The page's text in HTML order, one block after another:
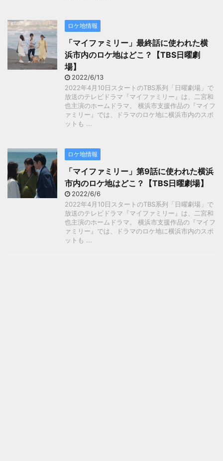
ロケ地情報
「マイファミリー」最終話に使われた横
浜市内のロケ地はどこ？【TBS日曜劇
場】
2022/6/13
2022年4月10日スタートのTBS系列「日曜劇場」で
放送のテレビドラマ『マイファミリー』は、二宮和
也主演のホームドラマ。 横浜市支援作品の『マイフ
ァミリー』では、ドラマのロケ地に横浜市内のスポ
ットも ...
ロケ地情報
「マイファミリー」第9話に使われた横浜
市内のロケ地はどこ？【TBS日曜劇場】
2022/6/6
2022年4月10日スタートのTBS系列「日曜劇場」で
放送のテレビドラマ『マイファミリー』は、二宮和
也主演のホームドラマ。 横浜市支援作品の『マイフ
ァミリー』では、ドラマのロケ地に横浜市内のスポ
ットも ...